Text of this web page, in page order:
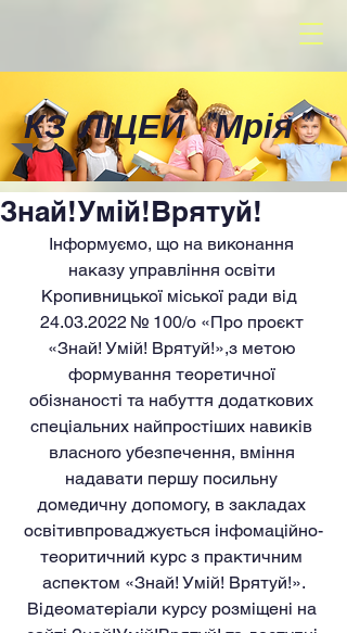
КЗ ЛІЦЕЙ"Мрія"
Знай!Умій!Врятуй!
Інформуємо, що на виконання
наказу управління освіти
Кропивницької міської ради від
24.03.2022 № 100/о «Про проєкт
«Знай! Умій! Врятуй!»,з метою
формування теоретичної
обізнаності та набуття додаткових
спеціальних найпростіших навиків
власного убезпечення, вміння
надавати першу посильну
домедичну допомогу, в закладах
освітивпроваджується інфомаційно-
теоритичний курс з практичним
аспектом «Знай! Умій! Врятуй!».
Відеоматеріали курсу розміщені на